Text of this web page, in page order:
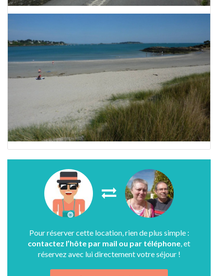
Pour réserver cette location, rien de plus simple :
contactez l’hôte par mail ou par téléphone , et
réservez avec lui directement votre séjour !